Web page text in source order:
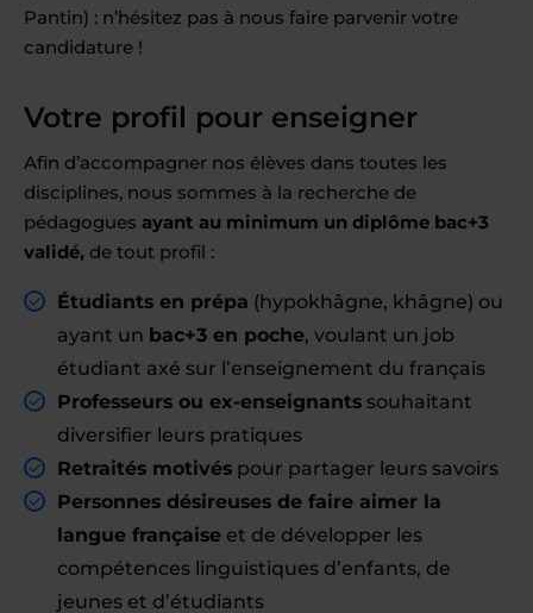
Pantin) : n’hésitez pas à nous faire parvenir votre
candidature !
Votre profil pour enseigner
Afin d’accompagner nos élèves dans toutes les
disciplines, nous sommes à la recherche de
pédagogues ayant au minimum un diplôme bac+3
validé, de tout profil :
Étudiants en prépa (hypokhâgne, khâgne) ou
ayant un bac+3 en poche, voulant un job
étudiant axé sur l’enseignement du français
Professeurs ou ex-enseignants souhaitant
diversifier leurs pratiques
Retraités motivés pour partager leurs savoirs
Personnes désireuses de faire aimer la
langue française et de développer les
compétences linguistiques d’enfants, de
jeunes et d’étudiants